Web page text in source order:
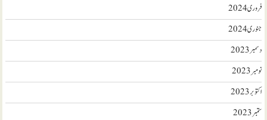
فروری 2024
جنوری 2024
دسمبر 2023
نومبر 2023
اکتوبر 2023
ستمبر 2023